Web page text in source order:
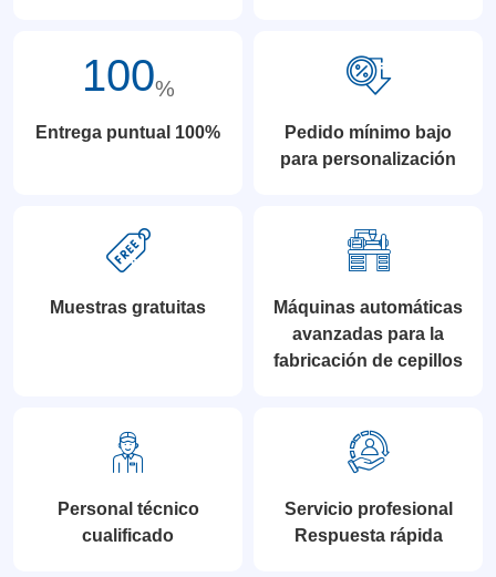
100%
Entrega puntual 100%
Pedido mínimo bajo
para personalización
Muestras gratuitas
Máquinas automáticas
avanzadas para la
fabricación de cepillos
Personal técnico
cualificado
Servicio profesional
Respuesta rápida